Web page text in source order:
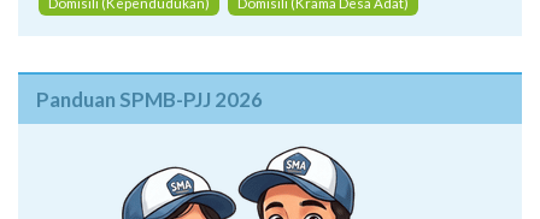
Domisili (Kependudukan)
Domisili (Krama Desa Adat)
Panduan SPMB-PJJ 2026